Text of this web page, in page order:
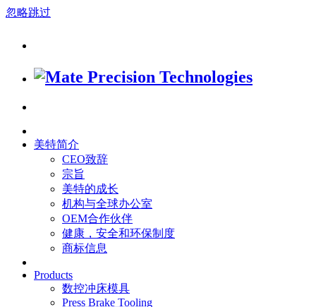
忽略跳过
美特简介
CEO致辞
宗旨
美特的成长
机构与全球办公室
OEM合作伙伴
健康，安全和环保制度
商标信息
Products
数控冲床模具
Press Brake Tooling